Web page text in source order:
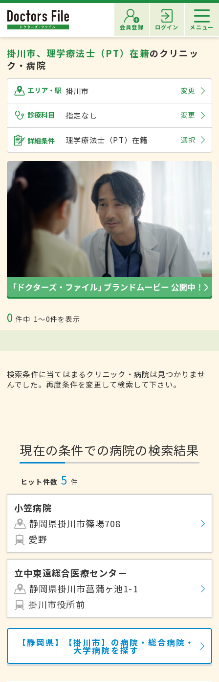
会員登録 ログイン メニュー
掛川市、理学療法士（PT）在籍のクリニッ
ク・病院
エリア・駅 掛川市 変更
診療科目 指定なし 変更
詳細条件 理学療法士（PT）在籍 選択
0 件中 1〜0件を表示
検索条件に当てはまるクリニック・病院は見つかりませ
んでした。再度条件を変更して検索して下さい。
現在の条件での病院の検索結果
ヒット件数 5 件
小笠病院
静岡県掛川市篠場708
愛野
立中東遠総合医療センター
静岡県掛川市菖蒲ヶ池1-1
掛川市役所前
【静岡県】【掛川市】の病院・総合病院・
大学病院を探す